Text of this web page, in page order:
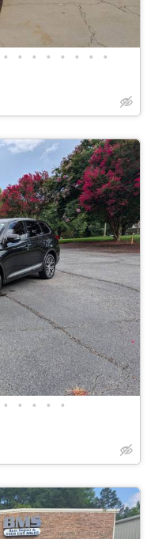
• • • • • • • •
• • • • •